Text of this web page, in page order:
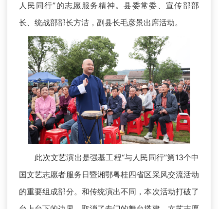
人民同行”的志愿服务精神。县委常委、宣传部部
长、统战部部长方洁，副县长毛彦景出席活动。
此次文艺演出是强基工程“与人民同行”第13个中
国文艺志愿者服务日暨湘鄂粤桂四省区采风交流活动
的重要组成部分。和传统演出不同，本次活动打破了